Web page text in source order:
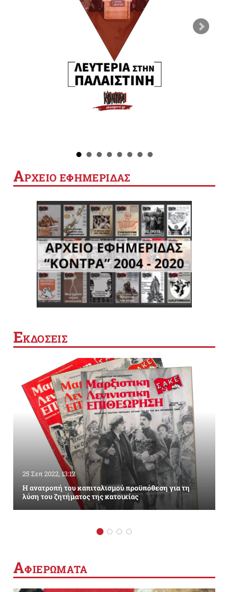
ΑΡΧΕΙΟ ΕΦΗΜΕΡΙΔΑΣ
ΕΚΔΟΣΕΙΣ
25 Σεπ 2022, 13:12
Η ανατροπή του καπιταλισμού προϋπόθεση για τη
λύση του ζητήματος της κατοικίας
ΑΦΙΕΡΩΜΑΤΑ